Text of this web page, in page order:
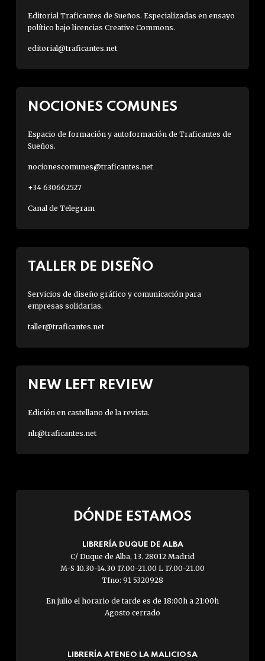
Editorial Traficantes de Sueños. Especializadas en ensayo
político bajo licencias Creative Commons.
editorial@traficantes.net
NOCIONES COMUNES
Espacio de formación y autoformación de Traficantes de
Sueños.
nocionescomunes@traficantes.net
+34 630662527
Canal de Telegram
TALLER DE DISEÑO
Servicios de diseño gráfico y comunicación para
empresas solidarias.
taller@traficantes.net
NEW LEFT REVIEW
Edición en castellano de la revista.
nlr@traficantes.net
DÓNDE ESTAMOS
LIBRERÍA DUQUE DE ALBA
C/ Duque de Alba, 13. 28012 Madrid
M-S 10.30-14.30 17.00-21.00 L 17.00-21.00
Tfno: 91 5320928
En julio el horario de tarde es de 18:00h a 21:00h
Agosto cerrado
LIBRERÍA ATENEO LA MALICIOSA